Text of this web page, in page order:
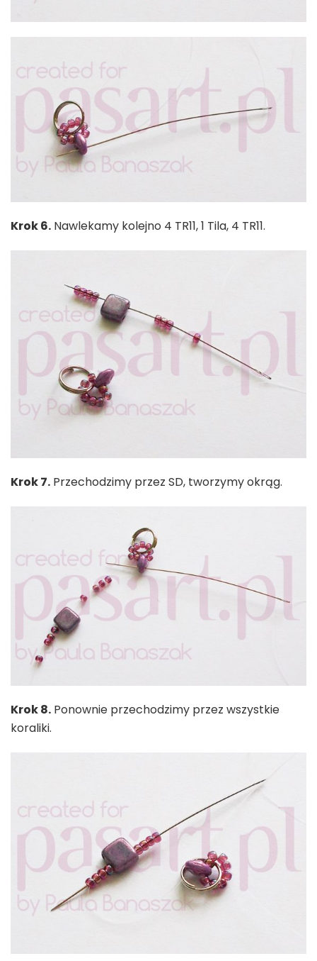
Krok 6. Nawlekamy kolejno 4 TR11, 1 Tila, 4 TR11.
Krok 7. Przechodzimy przez SD, tworzymy okrąg.
Krok 8. Ponownie przechodzimy przez wszystkie
koraliki.